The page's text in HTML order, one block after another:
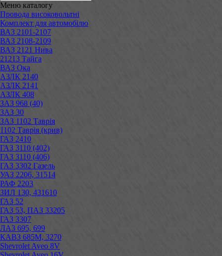
Меню каталогу
Провода високовольтні
Комплект для автомобілю
ВАЗ 2101-2107
ВАЗ 2108-2109
ВАЗ 2121 Нива
21213 Тайга
ВАЗ Ока
АЗЛК 2140
АЗЛК 2141
АЗЛК 408
ЗАЗ 968 (40)
ЗАЗ 30
ЗАЗ 1102 Таврія
1102 Таврія (крив)
ГАЗ 2410
ГАЗ 3110 (402)
ГАЗ 3110 (406)
ГАЗ 3302 Газель
УАЗ 2206, 31514
РАФ 2203
ЗИЛ 130, 431610
ГАЗ 52
ГАЗ 53, ПАЗ 33205
ГАЗ 3307
ЛАЗ 695, 699
КАВЗ 685М, 3270
Shevrolet Aveo 8V